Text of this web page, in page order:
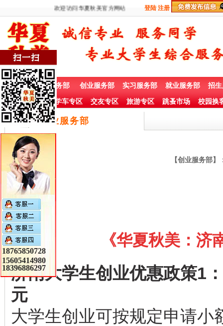
欢迎访问华夏秋美官方网站 登陆 注册
首 页 兼职服务部 创业服务部 实习服务部 就业服务部 招
社团赞助专栏 学车专区 交友专区 旅游专区 跳蚤市场 校园换
创业服务部
【创业服务部
《华夏秋美：
济南大学生创业优惠政策1
元
大学生创业可按规定申请小
18765850728
15605414980
18396886297